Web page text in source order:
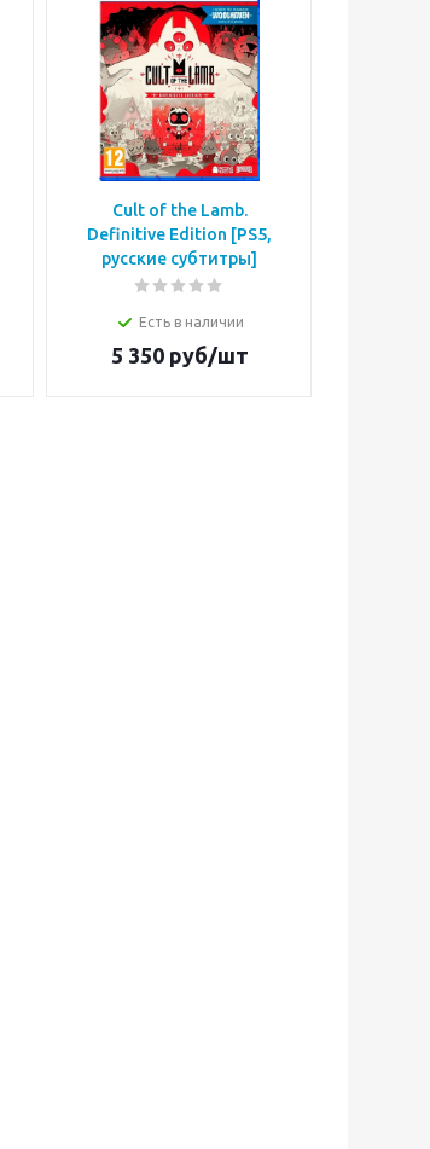
Cult of the Lamb.
Definitive Edition [PS5,
русские субтитры]
Есть в наличии
5 350руб/шт